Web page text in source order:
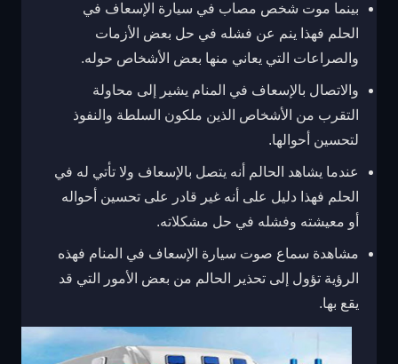
بينما موت شخص مصاب في سيارة الإسعاف في
الحلم فهذا ينم عن فشله في حل بعض الأزمات
والصراعات التي يعاني منها بعض الأشخاص حوله.
والاتصال بالإسعاف في المنام يشير إلى محاولة
التقرب من الأشخاص الذين ملكون السلطة والنفوذ
لتحسين أحوالها.
عندما يشاهد الحالم أنه يتصل بالإسعاف ولا تأتي له في
الحلم فهذا دليل على أنه غير قادر على تحسين أحواله
أو معيشته وفشله في حل مشكلاته.
مشاهدة سماع صوت سيارة الإسعاف في المنام فهذه
الرؤية تؤول إلى تحذير الحالم من بعض الأمور التي قد
يقع بها.